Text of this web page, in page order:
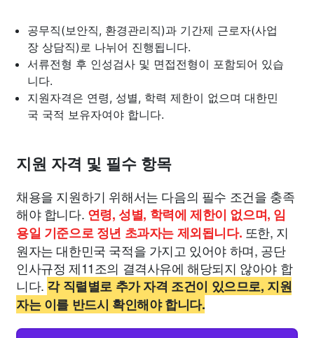
공무직(보안직, 환경관리직)과 기간제 근로자(사업
장 상담직)로 나뉘어 진행됩니다.
서류전형 후 인성검사 및 면접전형이 포함되어 있습
니다.
지원자격은 연령, 성별, 학력 제한이 없으며 대한민
국 국적 보유자여야 합니다.
지원 자격 및 필수 항목
채용을 지원하기 위해서는 다음의 필수 조건을 충족
해야 합니다. 연령, 성별, 학력에 제한이 없으며, 임
용일 기준으로 정년 초과자는 제외됩니다. 또한, 지
원자는 대한민국 국적을 가지고 있어야 하며, 공단
인사규정 제11조의 결격사유에 해당되지 않아야 합
니다. 각 직렬별로 추가 자격 조건이 있으므로, 지원
자는 이를 반드시 확인해야 합니다.